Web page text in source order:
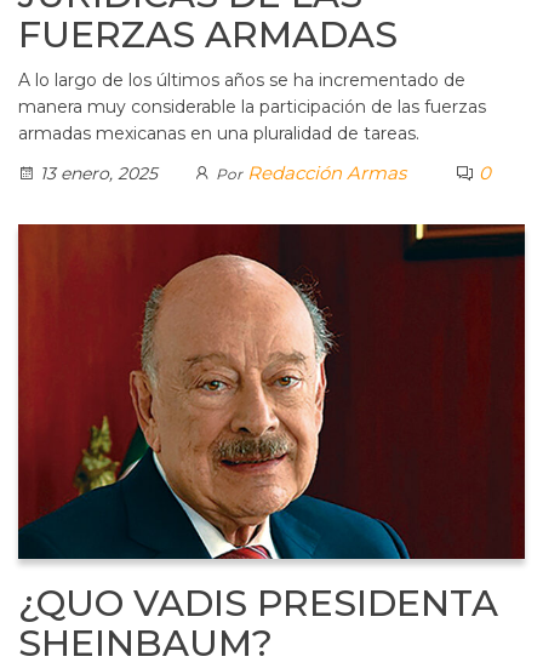
FUERZAS ARMADAS
A lo largo de los últimos años se ha incrementado de
manera muy considerable la participación de las fuerzas
armadas mexicanas en una pluralidad de tareas.
13 enero, 2025
Por Redacción Armas 0
¿QUO VADIS PRESIDENTA
SHEINBAUM?